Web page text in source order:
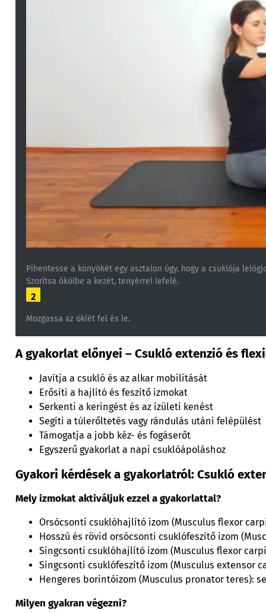
Pihentesse a könyökét egy asztalon úgy, hogy a csuklója
Szorítsa ökölbe a kezét, tenyérrel lefelé.
2
Mozgassa az öklét fel és le.
A gyakorlat előnyei – Csukló extenzió és
Javítja a csukló és az alkar mobilitását
Erősíti a hajlító és feszítő izmokat
Serkenti a keringést és az ízületi kenést
Segíti a túlerőltetés vagy rándulás utáni felépülést
Támogatja a jobb kéz- és fogáserőt
Egyszerű gyakorlat a napi csuklóápoláshoz
Gyakori kérdések a gyakorlatról: Csukló
Mely izmokat aktiváljuk ezzel a gyakorlattal?
Orsócsonti csuklóhajlító izom (Musculus flexor
Hosszú és rövid orsócsonti csuklófeszítő izom
Singcsonti csuklóhajlító izom (Musculus flexor
Singcsonti csuklófeszítő izom (Musculus extensor
Hengeres borintóizom (Musculus pronator teres):
Milyen gyakran végezni?